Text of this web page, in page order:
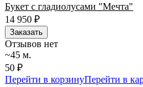
Букет с гладиолусами "Мечта"
14 950 ₽
Заказать
Отзывов нет
~45 м.
50 ₽
Перейти в корзинуПерейти в